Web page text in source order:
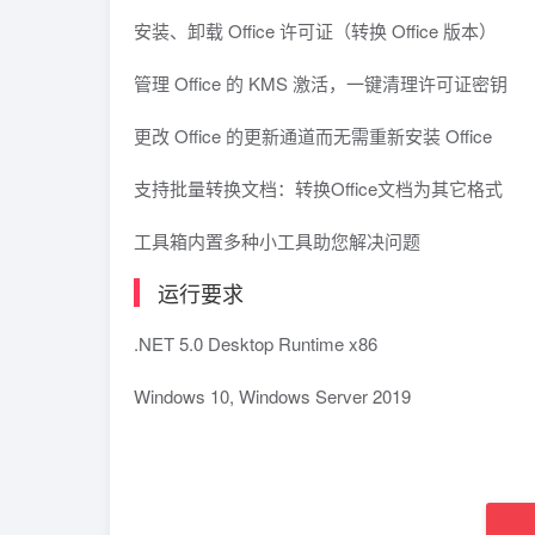
安装、卸载 Office 许可证（转换 Office 版本）
管理 Office 的 KMS 激活，一键清理许可证密钥
更改 Office 的更新通道而无需重新安装 Office
支持批量转换文档：转换Office文档为其它格式
工具箱内置多种小工具助您解决问题
运行要求
.NET 5.0 Desktop Runtime x86
Windows 10, Windows Server 2019